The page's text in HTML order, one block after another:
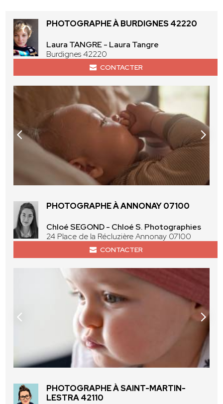
PHOTOGRAPHE À BURDIGNES 42220
Laura TANGRE - Laura Tangre
Burdignes 42220
CONTACTER
PHOTOGRAPHE À ANNONAY 07100
Chloé SEGOND - Chloé S. Photographies
24 Place de la Récluzière Annonay 07100
CONTACTER
PHOTOGRAPHE À SAINT-MARTIN-
LESTRA 42110